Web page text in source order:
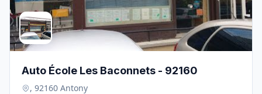
Auto École Les Baconnets - 92160
, 92160 Antony